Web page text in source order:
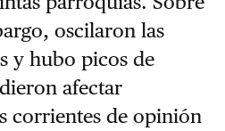
oscilaron las
y hubo picos de
afectar
corrientes de opinión